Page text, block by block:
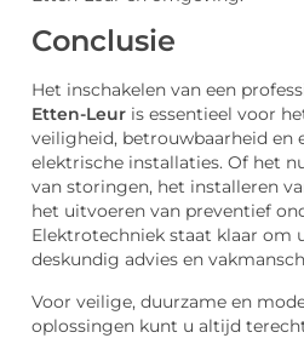
Conclusie
Het inschakelen van een
Etten-Leur is essentieel voor
veiligheid, betrouwbaarheid en
elektrische installaties. Of het
van storingen, het installeren
het uitvoeren van preventief
Elektrotechniek staat klaar om
deskundig advies en
Voor veilige, duurzame en
oplossingen kunt u altijd